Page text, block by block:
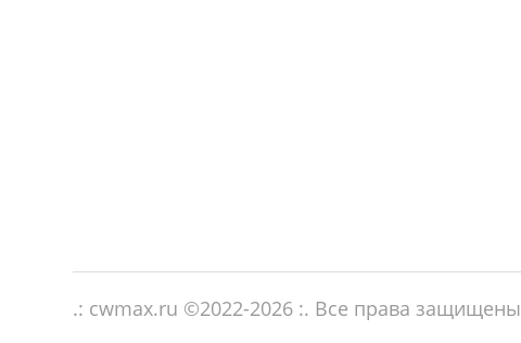
.: cwmax.ru ©2022-2026 :. Все права защищены